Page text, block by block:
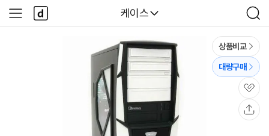
다나와
케이스
검
색
사
이
다
나
와
상품비교
대량구매
관
심